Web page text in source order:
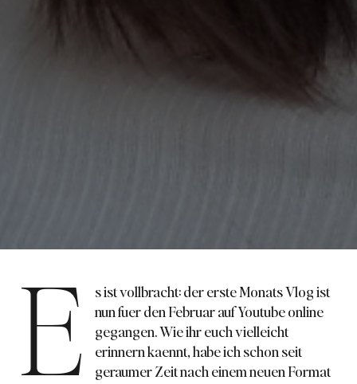
E s ist vollbracht: der ersteMonats Vlog ist
nun fuer den Februar auf Youtubeonline
gegangen. Wie ihr euch vielleicht
erinnern kaennt, habe ich schon seit
geraumer Zeit nach einem neuen Format